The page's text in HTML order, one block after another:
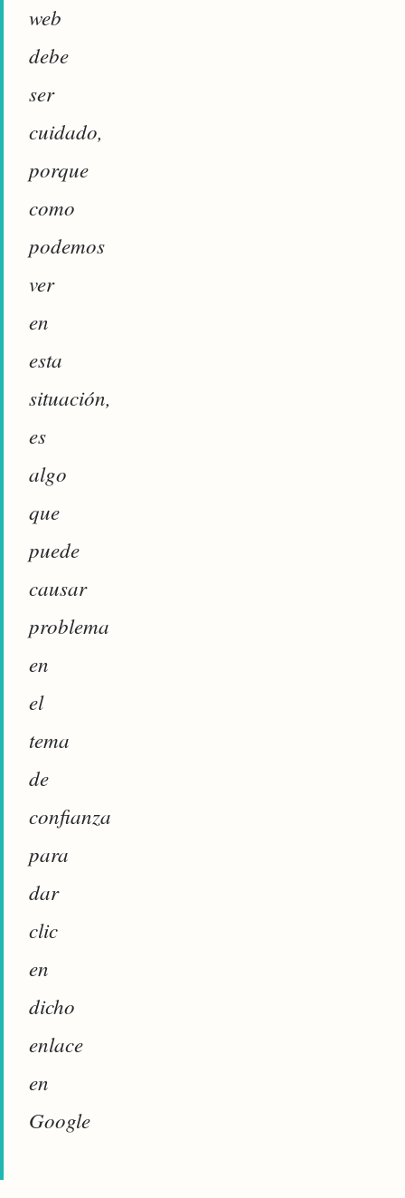
web
debe
ser
cuidado,
porque
como
podemos
ver
en
esta
situación,
es
algo
que
puede
causar
problema
en
el
tema
de
confianza
para
dar
clic
en
dicho
enlace
en
Google